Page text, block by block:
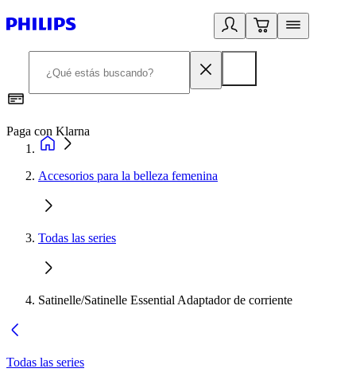
Paga con Klarna
Accesorios para la belleza femenina
Todas las series
Satinelle/Satinelle Essential Adaptador de corriente
Todas las series